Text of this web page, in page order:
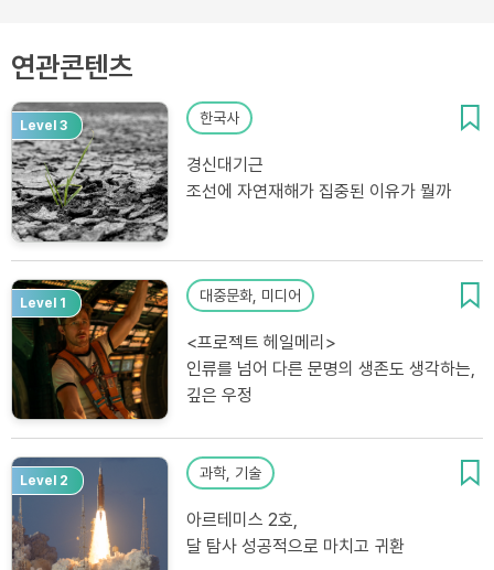
연관콘텐츠
Level 3 한국사
경신대기근
조선에 자연재해가 집중된 이유가 뭘까
Level 1 대중문화, 미디어
<프로젝트 헤일메리>
인류를 넘어 다른 문명의 생존도 생각하는,
깊은 우정
Level 2 과학, 기술
아르테미스 2호,
달 탐사 성공적으로 마치고 귀환